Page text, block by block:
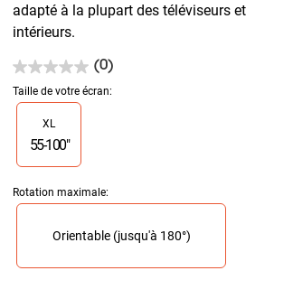
180°)
adapté à la plupart des téléviseurs et
intérieurs.
(0)
0.0
sur
5
étoiles.
Taille de votre écran:
Slide 1 of 1
XL
55-100"
Rotation maximale:
Slide 1 of 1
Orientable (jusqu'à 180°)